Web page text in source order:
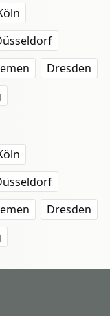
Dresden
Dresden